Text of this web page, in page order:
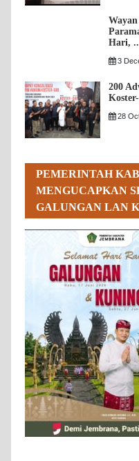
Hari,
3
200
28
PEMERINTAH
MENGUCAPKAN
GALUNGAN LAN